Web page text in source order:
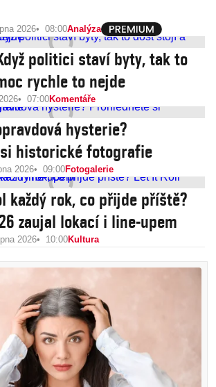
2026 08:00Analýza
politici staví byty, tak to
rychle to nejde
07:00Komentáře
hysterie?
historické fotografie
2026 09:00Fotogalerie
každý rok, co přijde příště?
zaujal lokací i line-upem
2026 10:00Kultura